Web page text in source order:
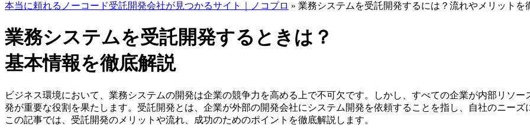
本当に頼れるノーコード受託開発会社が見つかるサイト｜ノコプロ » 業務システムを受託開発するには？流れやメリットを
業務システムを受託開発するときは？
基本情報を徹底解説
ビジネス環境において、業務システムの開発は企業の競争力を高める上で不可欠です。しかし、すべての企業が内部リソ
発が重要な役割を果たします。受託開発とは、企業が外部の開発会社にシステム開発を依頼することを指し、自社のニー
この記事では、受託開発のメリットや流れ、成功のためのポイントを徹底解説します。